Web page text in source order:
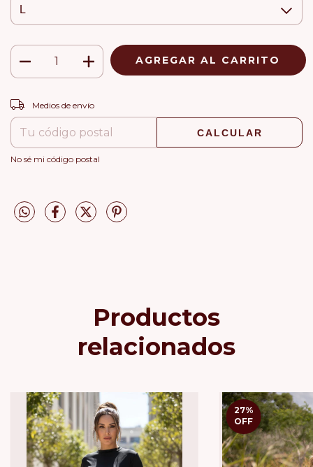
Entregas para el CP:
Medios de envío
CALCULAR
No sé mi código postal
Productos
relacionados
27%
OFF